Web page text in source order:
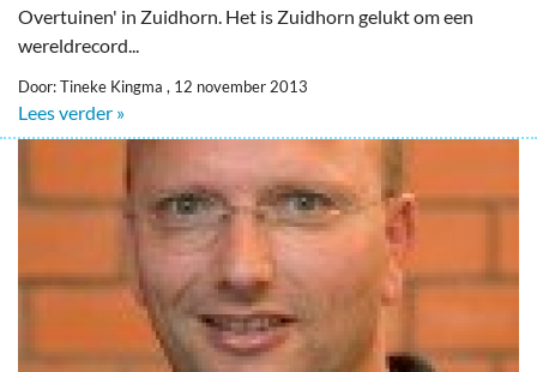
Overtuinen' in Zuidhorn. Het is Zuidhorn gelukt om een
wereldrecord...
Door: Tineke Kingma , 12 november 2013
Lees verder »